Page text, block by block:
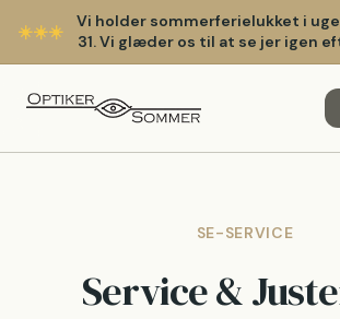
☀️☀️☀️
Vi holder sommerferielukket i uge
31. Vi glæder os til at se jer igen
SE-SERVICE
Service &